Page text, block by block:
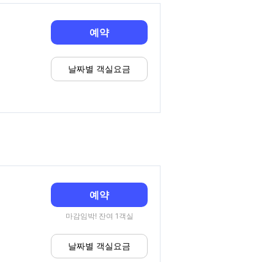
예약
날짜별 객실요금
예약
마감임박! 잔여 1객실
날짜별 객실요금